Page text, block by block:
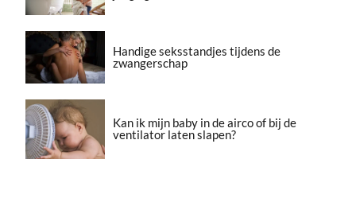
Handige seksstandjes tijdens de
zwangerschap
Kan ik mijn baby in de airco of bij de
ventilator laten slapen?